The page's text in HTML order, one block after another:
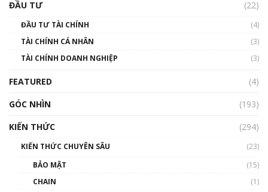
00:02:14
Nhìn lại năm 2022: Những sự kiện ảnh hưởng
đến hệ sinh thái tiền mã hoá | Phổ cập
ĐẦU TƯ
(22)
ĐẦU TƯ TÀI CHÍNH
(4)
TÀI CHÍNH CÁ NHÂN
(3)
TÀI CHÍNH DOANH NGHIỆP
(3)
FEATURED
(4)
GÓC NHÌN
(193)
KIẾN THỨC
(294)
KIẾN THỨC CHUYÊN SÂU
(23)
BẢO MẬT
(15)
CHAIN
(1)